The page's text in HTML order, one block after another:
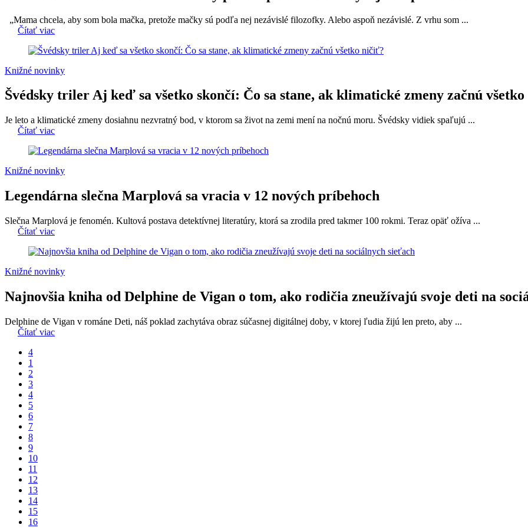
„Mama chcela, aby som bola mačka, pretože mačky sú podľa nej nezávislé filozofky. Alebo aspoň nezávislé. Z vrhu som ...
Čítať viac
Knižné novinky
Švédsky triler Aj keď sa všetko skončí: Čo sa stane, ak klimatické zmeny začnú
Je leto a klimatické zmeny dosiahnu nezvratný bod, v ktorom sa život na zemi mení na nočnú moru. Švédsky vidiek spaľujú ...
Čítať viac
Knižné novinky
Legendárna slečna Marplová sa vracia v 12 nových príbehoch
Slečna Marplová je fenomén. Kultová postava detektívnej literatúry, ktorá sa zrodila pred takmer 100 rokmi. Teraz opäť ožíva ...
Čítať viac
Knižné novinky
Najnovšia kniha od Delphine de Vigan o tom, ako rodičia zneužívajú svoje deti na
Delphine de Vigan v románe Deti, náš poklad zachytáva obraz súčasnej digitálnej doby, v ktorej ľudia žijú len preto, aby ...
Čítať viac
4
1
2
3
4
5
6
7
8
9
10
11
12
13
14
15
16